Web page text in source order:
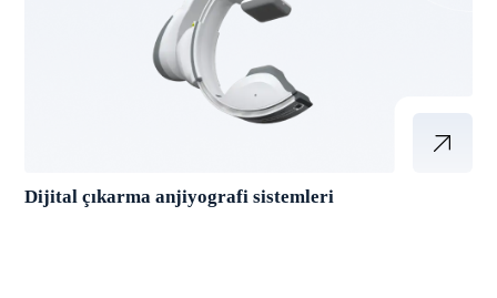
Dijital çıkarma anjiyografi sistemleri